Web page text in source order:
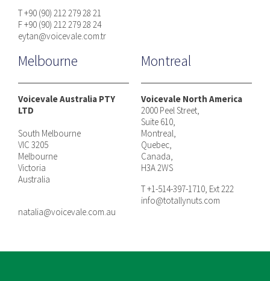
T +90 (90) 212 279 28 21
F +90 (90) 212 279 28 24
eytan@voicevale.com.tr
Melbourne
Voicevale Australia PTY
LTD
South Melbourne
VIC 3205
Melbourne
Victoria
Australia
natalia@voicevale.com.au
Montreal
Voicevale North America
2000 Peel Street,
Suite 610,
Montreal,
Quebec,
Canada,
H3A 2WS
T +1-514-397-1710, Ext 222
info@totallynuts.com